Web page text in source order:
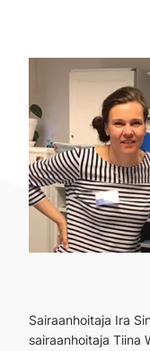
Sairaanhoitaja Ira
sairaanhoitaja Tiina